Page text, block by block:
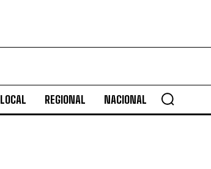
LOCAL REGIONAL NACIONAL